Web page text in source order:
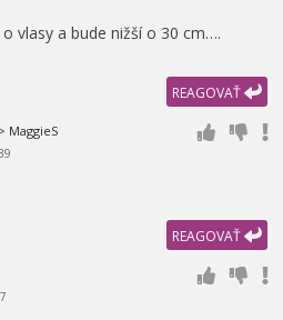
vlasy a bude nižší o 30 cm….
REAGOVAŤ
MaggieS
REAGOVAŤ